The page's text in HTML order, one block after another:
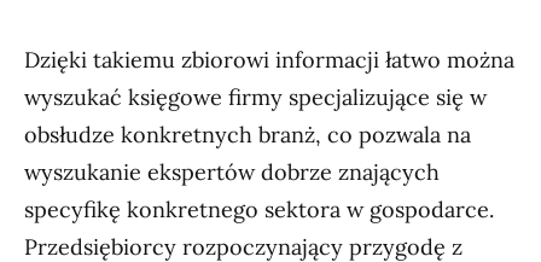
Dzięki takiemu zbiorowi informacji łatwo można
wyszukać księgowe firmy specjalizujące się w
obsłudze konkretnych branż, co pozwala na
wyszukanie ekspertów dobrze znających
specyfikę konkretnego sektora w gospodarce.
Przedsiębiorcy rozpoczynający przygodę z